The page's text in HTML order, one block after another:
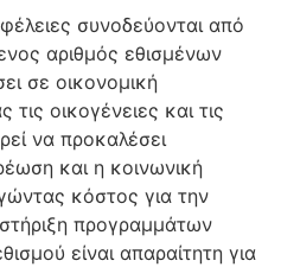
συνοδεύονται από
αριθμός εθισμένων
σε οικονομική
οικογένειες και τις
να προκαλέσει
και η κοινωνική
κόστος για την
προγραμμάτων
είναι απαραίτητη για